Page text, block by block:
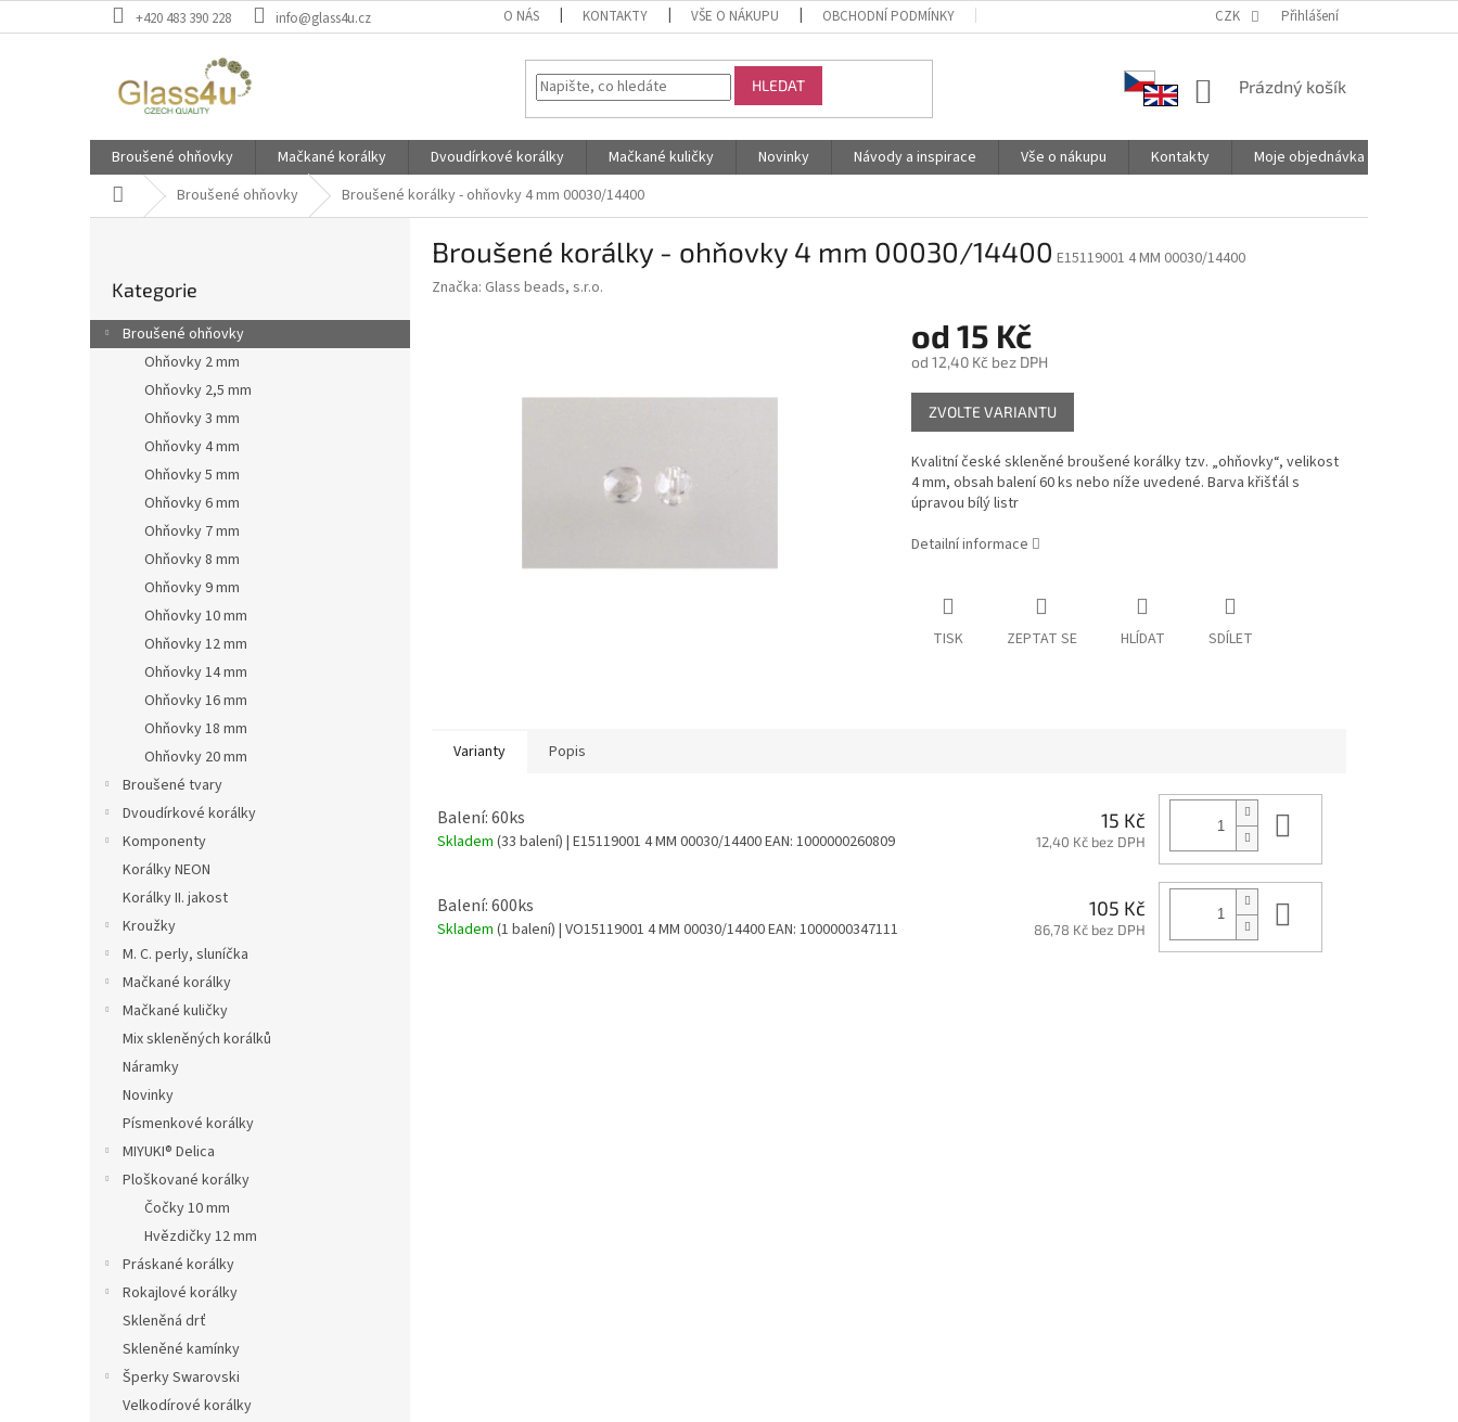
na
+420 483 390 228 info@glass4u.cz O NÁS KONTAKTY VŠE O NÁKUPU OBCHODNÍ PODMÍNKY PODMÍNKY OCHRANY OSOBNÍCH ÚDAJŮ SPOLUPRACUJEME
CZK Přihlášení
HLEDAT
NÁKUPNÍ
Prázdný košík
Broušené ohňovky Mačkané korálky Dvoudírkové korálky Mačkané kuličky Novinky Návody a inspirace Vše o nákupu Kontakty
Moje objednávka
Domů Broušené ohňovky Broušené korálky - ohňovky 4 mm 00030/14400
r
a
kategorie
Kategorie
Broušené ohňovky
Ohňovky 2 mm
Ohňovky 2,5 mm
Ohňovky 3 mm
Ohňovky 4 mm
Ohňovky 5 mm
Ohňovky 6 mm
Ohňovky 7 mm
Ohňovky 8 mm
Ohňovky 9 mm
Ohňovky 10 mm
Ohňovky 12 mm
Ohňovky 14 mm
Ohňovky 16 mm
Ohňovky 18 mm
Ohňovky 20 mm
Broušené tvary
Dvoudírkové korálky
Komponenty
Korálky NEON
Korálky II. jakost
Kroužky
M. C. perly, sluníčka
Mačkané korálky
Mačkané kuličky
Mix skleněných korálků
Náramky
Novinky
Písmenkové korálky
MIYUKI® Delica
Ploškované korálky
Čočky 10 mm
Hvězdičky 12 mm
Práskané korálky
Rokajlové korálky
Skleněná drť
Skleněné kamínky
Šperky Swarovski
Velkodírové korálky
Broušené korálky - ohňovky 4 mm 00030/14400 E15119001 4 MM 00030/14400
Značka: Glass beads, s.r.o.
od 15 Kč
od 12,40 Kčbez DPH
Měrná
cena:
ZVOLTE VARIANTU
Kvalitní české skleněné broušené korálky tzv. „ohňovky“, velikost
4 mm, obsah balení 60 ks nebo níže uvedené. Barva křišťál s
úpravou bílý listr
Detailní informace
TISK ZEPTAT SE HLÍDAT SDÍLET
Varianty Popis
Balení: 60ks
Skladem (33 balení) | E15119001 4 MM 00030/14400EAN: 1000000260809
15 Kč
12,40 Kč bez DPH
Balení: 600ks
Skladem (1 balení) | VO15119001 4 MM 00030/14400EAN: 1000000347111
105 Kč
86,78 Kč bez DPH